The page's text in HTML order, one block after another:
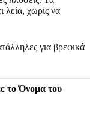
λεία, χωρίς να
για βρεφικά
το Όνομα του